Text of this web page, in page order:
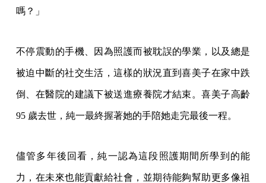
嗎？」
不停震動的手機、因為照護而被耽誤的學業，以及總是
被迫中斷的社交生活，這樣的狀況直到喜美子在家中跌
倒、在醫院的建議下被送進療養院才結束。喜美子高齡
95 歲去世，純一最終握著她的手陪她走完最後一程。
儘管多年後回看，純一認為這段照護期間所學到的能
力，在未來也能貢獻給社會，並期待能夠幫助更多像祖